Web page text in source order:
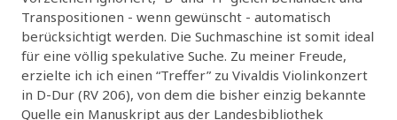
Transpositionen - wenn gewünscht - automatisch
berücksichtigt werden. Die Suchmaschine ist somit ideal
für eine völlig spekulative Suche. Zu meiner Freude,
erzielte ich ich einen “Treffer” zu Vivaldis Violinkonzert
in D-Dur (RV 206), von dem die bisher einzig bekannte
Quelle ein Manuskript aus der Landesbibliothek